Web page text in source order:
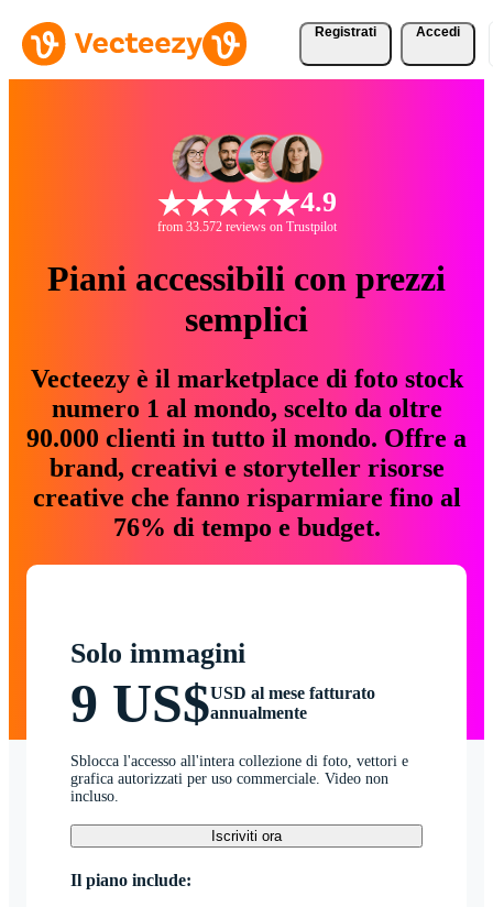
Registrati Accedi
4.9
from 33.572 reviews on Trustpilot
Piani accessibili con prezzi
semplici
Vecteezy è il marketplace di foto stock
numero 1 al mondo, scelto da oltre
90.000 clienti in tutto il mondo. Offre a
brand, creativi e storyteller risorse
creative che fanno risparmiare fino al
76% di tempo e budget.
Solo immagini
9 US$USD al mese fatturato
annualmente
Sblocca l'accesso all'intera collezione di foto, vettori e
grafica autorizzati per uso commerciale. Video non
incluso.
Iscriviti ora
Il piano include: